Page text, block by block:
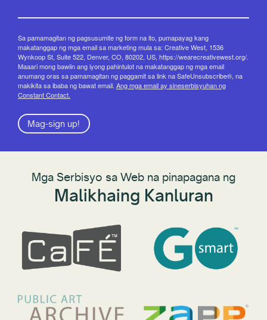
Sa pamamagitan ng pagsusumite ng form na ito, pumapayag kang
makatanggap ng mga email sa marketing mula sa: Creative West, 1536
Wynkoop St, Suite 522, Denver, CO, 80202, US, https://wearecreativewest.org/.
Maaari mong bawiin ang iyong pahintulot na makatanggap ng mga email
anumang oras sa pamamagitan ng paggamit sa link na SafeUnsubscribe®, na
makikita sa ibaba ng bawat email. Ang mga email ay sineserbisyuhan ng
Constant Contact.
Mag-sign up!
Mga Serbisyo sa Web na pinapagana ng
Malikhaing Kanluran